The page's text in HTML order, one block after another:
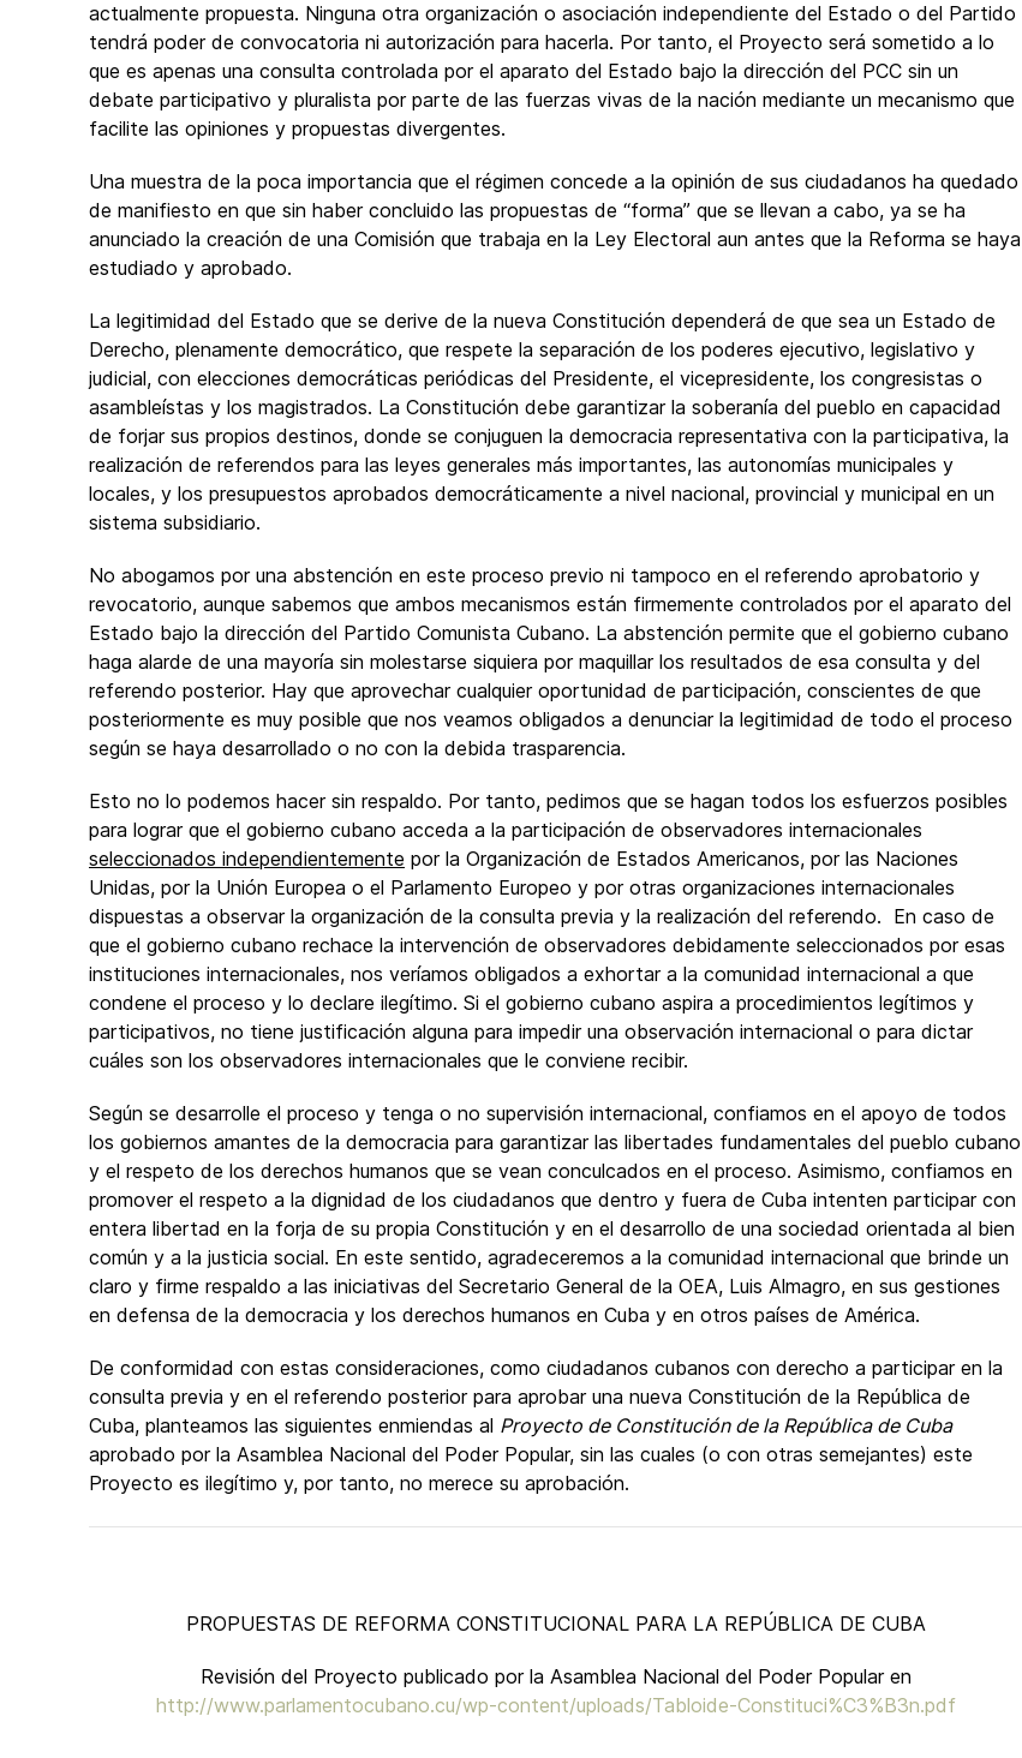
actualmente propuesta. Ninguna otra organización o asociación independiente del Estado o del Partido
tendrá poder de convocatoria ni autorización para hacerla. Por tanto, el Proyecto será sometido a lo
que es apenas una consulta controlada por el aparato del Estado bajo la dirección del PCC sin un
debate participativo y pluralista por parte de las fuerzas vivas de la nación mediante un mecanismo que
facilite las opiniones y propuestas divergentes.
Una muestra de la poca importancia que el régimen concede a la opinión de sus ciudadanos ha quedado
de manifiesto en que sin haber concluido las propuestas de “forma” que se llevan a cabo, ya se ha
anunciado la creación de una Comisión que trabaja en la Ley Electoral aun antes que la Reforma se haya
estudiado y aprobado.
La legitimidad del Estado que se derive de la nueva Constitución dependerá de que sea un Estado de
Derecho, plenamente democrático, que respete la separación de los poderes ejecutivo, legislativo y
judicial, con elecciones democráticas periódicas del Presidente, el vicepresidente, los congresistas o
asambleístas y los magistrados. La Constitución debe garantizar la soberanía del pueblo en capacidad
de forjar sus propios destinos, donde se conjuguen la democracia representativa con la participativa, la
realización de referendos para las leyes generales más importantes, las autonomías municipales y
locales, y los presupuestos aprobados democráticamente a nivel nacional, provincial y municipal en un
sistema subsidiario.
No abogamos por una abstención en este proceso previo ni tampoco en el referendo aprobatorio y
revocatorio, aunque sabemos que ambos mecanismos están firmemente controlados por el aparato del
Estado bajo la dirección del Partido Comunista Cubano. La abstención permite que el gobierno cubano
haga alarde de una mayoría sin molestarse siquiera por maquillar los resultados de esa consulta y del
referendo posterior. Hay que aprovechar cualquier oportunidad de participación, conscientes de que
posteriormente es muy posible que nos veamos obligados a denunciar la legitimidad de todo el proceso
según se haya desarrollado o no con la debida trasparencia.
Esto no lo podemos hacer sin respaldo. Por tanto, pedimos que se hagan todos los esfuerzos posibles
para lograr que el gobierno cubano acceda a la participación de observadores internacionales
seleccionados independientemente por la Organización de Estados Americanos, por las Naciones
Unidas, por la Unión Europea o el Parlamento Europeo y por otras organizaciones internacionales
dispuestas a observar la organización de la consulta previa y la realización del referendo. En caso de
que el gobierno cubano rechace la intervención de observadores debidamente seleccionados por esas
instituciones internacionales, nos veríamos obligados a exhortar a la comunidad internacional a que
condene el proceso y lo declare ilegítimo. Si el gobierno cubano aspira a procedimientos legítimos y
participativos, no tiene justificación alguna para impedir una observación internacional o para dictar
cuáles son los observadores internacionales que le conviene recibir.
Según se desarrolle el proceso y tenga o no supervisión internacional, confiamos en el apoyo de todos
los gobiernos amantes de la democracia para garantizar las libertades fundamentales del pueblo cubano
y el respeto de los derechos humanos que se vean conculcados en el proceso. Asimismo, confiamos en
promover el respeto a la dignidad de los ciudadanos que dentro y fuera de Cuba intenten participar con
entera libertad en la forja de su propia Constitución y en el desarrollo de una sociedad orientada al bien
común y a la justicia social. En este sentido, agradeceremos a la comunidad internacional que brinde un
claro y firme respaldo a las iniciativas del Secretario General de la OEA, Luis Almagro, en sus gestiones
en defensa de la democracia y los derechos humanos en Cuba y en otros países de América.
De conformidad con estas consideraciones, como ciudadanos cubanos con derecho a participar en la
consulta previa y en el referendo posterior para aprobar una nueva Constitución de la República de
Cuba, planteamos las siguientes enmiendas al Proyecto de Constitución de la República de Cuba
aprobado por la Asamblea Nacional del Poder Popular, sin las cuales (o con otras semejantes) este
Proyecto es ilegítimo y, por tanto, no merece su aprobación.
PROPUESTAS DE REFORMA CONSTITUCIONAL PARA LA REPÚBLICA DE CUBA
Revisión del Proyecto publicado por la Asamblea Nacional del Poder Popular en
http://www.parlamentocubano.cu/wp-content/uploads/Tabloide-Constituci%C3%B3n.pdf